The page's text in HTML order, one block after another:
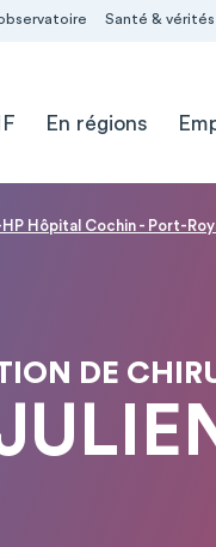
Santé & vérités
En régions
Hôpital Cochin - Port-
DE